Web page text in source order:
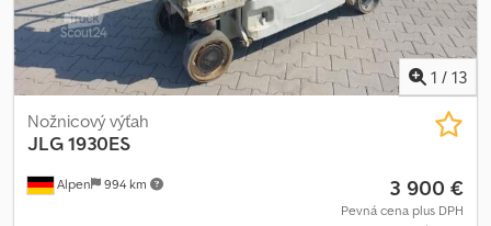
1 / 13
Alpen 994 km
Nožnicový výťah
JLG1930ES
3 900 €
Pevná cena plus DPH